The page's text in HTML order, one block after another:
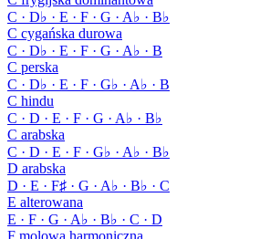
C · D♭ · E · F · G · A♭ · B♭
C cygańska durowa
C · D♭ · E · F · G · A♭ · B
C perska
C · D♭ · E · F · G♭ · A♭ · B
C hindu
C · D · E · F · G · A♭ · B♭
C arabska
C · D · E · F · G♭ · A♭ · B♭
D arabska
D · E · F♯ · G · A♭ · B♭ · C
E alterowana
E · F · G · A♭ · B♭ · C · D
F molowa harmoniczna